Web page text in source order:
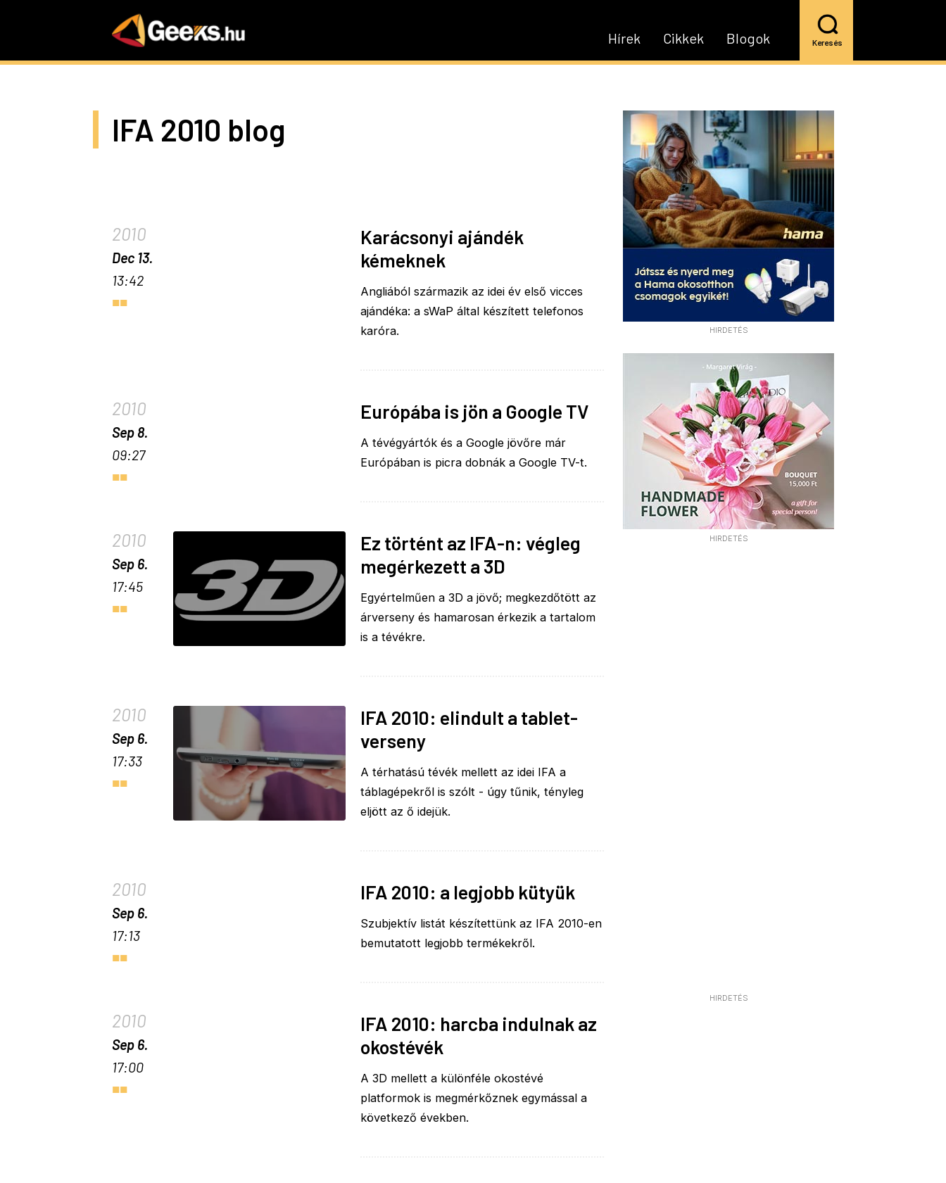
Blogok
Cikkek
Hírek Keresés
HIRDETÉS
HIRDETÉS
HIRDETÉS
IFA 2010 blog
2010
Dec 13.
13:42
Karácsonyi ajándék
kémeknek
Angliából származik az idei év első vicces
ajándéka: a sWaP által készített telefonos
karóra.
2010
Sep 8.
09:27
Európába is jön a Google TV
A tévégyártók és a Google jövőre már
Európában is picra dobnák a Google TV-t.
2010
Sep 6.
17:45
Ez történt az IFA-n: végleg
megérkezett a 3D
Egyértelműen a 3D a jövő; megkezdőtött az
árverseny és hamarosan érkezik a tartalom
is a tévékre.
2010
Sep 6.
17:33
IFA 2010: elindult a tablet-
verseny
A térhatású tévék mellett az idei IFA a
táblagépekről is szólt - úgy tűnik, tényleg
eljött az ő idejük.
2010
Sep 6.
17:13
IFA 2010: a legjobb kütyük
Szubjektív listát készítettünk az IFA 2010-en
bemutatott legjobb termékekről.
2010
Sep 6.
17:00
IFA 2010: harcba indulnak az
okostévék
A 3D mellett a különféle okostévé
platformok is megmérkőznek egymással a
következő években.